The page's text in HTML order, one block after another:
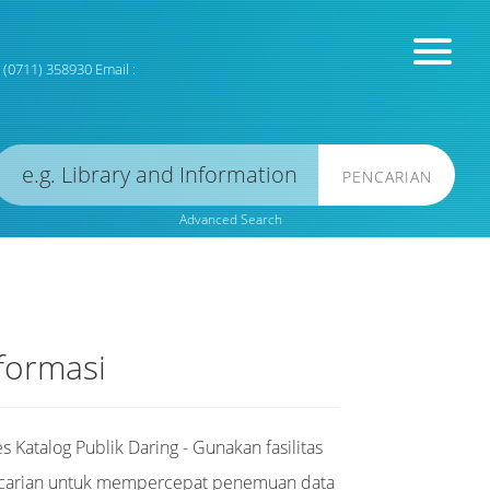
358930 Email :
PENCARIAN
Advanced Search
Katalog Publik Daring - Gunakan fasilitas
untuk mempercepat penemuan data